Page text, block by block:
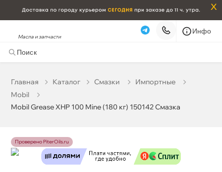
x
Масла и запчасти
Инфо
Главная Катало Смазки
Импортные
Mobil
Mobil Grease XHP 100 Mine (180 кг) 150142 Смазка
Проверено PiterOils.ru
Бесплатная Завтра, 07.08 (при заказе от 2000₽)
Самовывоз
Карта Список